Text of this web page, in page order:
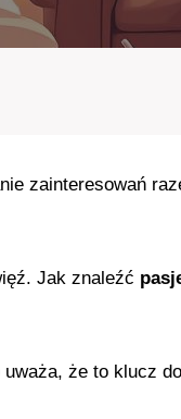
zainteresowań
Jak znaleźć
że to klucz